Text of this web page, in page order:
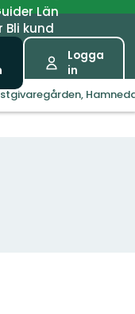
Län
Bli kund
Logga
in